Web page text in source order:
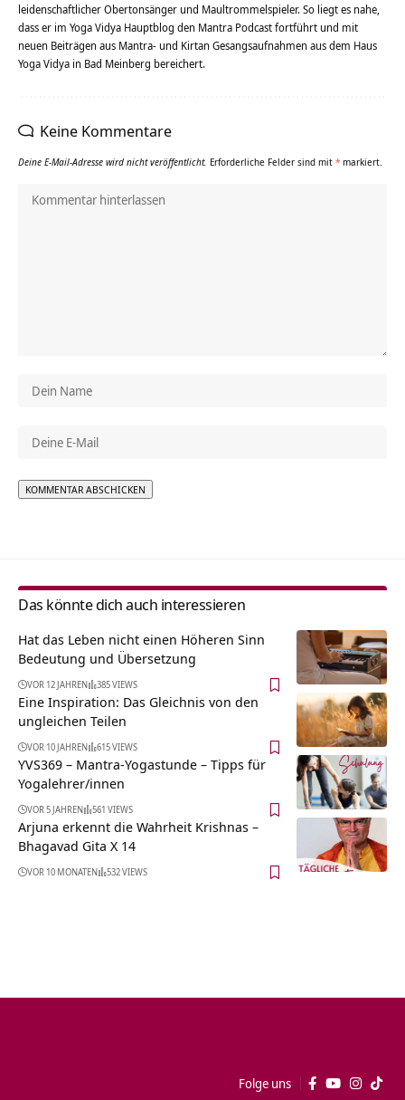
leidenschaftlicher Obertonsänger und Maultrommelspieler. So liegt es nahe,
dass er im Yoga Vidya Hauptblog den Mantra Podcast fortführt und mit
neuen Beiträgen aus Mantra- und Kirtan Gesangsaufnahmen aus dem Haus
Yoga Vidya in Bad Meinberg bereichert.
Keine Kommentare
Deine E-Mail-Adresse wird nicht veröffentlicht. Erforderliche Felder sind mit * markiert.
Das könnte dich auch interessieren
Hat das Leben nicht einen Höheren Sinn
Bedeutung und Übersetzung
VOR 12 JAHREN 385 VIEWS
Eine Inspiration: Das Gleichnis von den
ungleichen Teilen
VOR 10 JAHREN 615 VIEWS
YVS369 – Mantra-Yogastunde – Tipps für
Yogalehrer/innen
VOR 5 JAHREN 561 VIEWS
Arjuna erkennt die Wahrheit Krishnas –
Bhagavad Gita X 14
VOR 10 MONATEN 532 VIEWS
Folge uns